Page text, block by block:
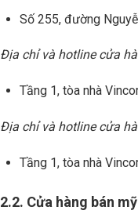
Số 255, đường
Địa chỉ và hotline cửa
Tầng 1, tòa nhà
Địa chỉ và hotline cửa
Tầng 1, tòa nhà
2.2. Cửa hàng bán